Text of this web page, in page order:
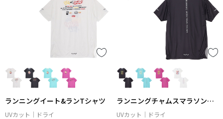
ランニングイート&ランTシャツ
UVカット
ドライ
ランニングチャムスマラソンT
シャツ
UVカット
ドライ